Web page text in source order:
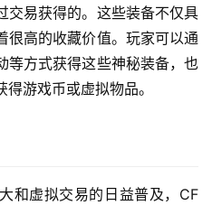
交易获得的。这些装备不仅具
很高的收藏价值。玩家可以通
等方式获得这些神秘装备，也
游戏币或虚拟物品。
和虚拟交易的日益普及，CF